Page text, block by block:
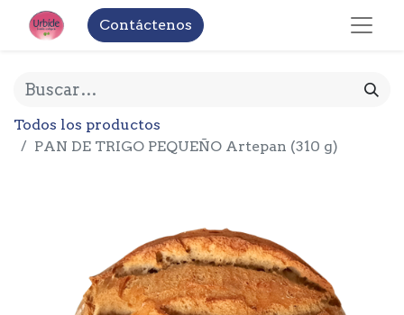
Contáctenos
Todos los productos
PAN DE TRIGO PEQUEÑO Artepan (310 g)